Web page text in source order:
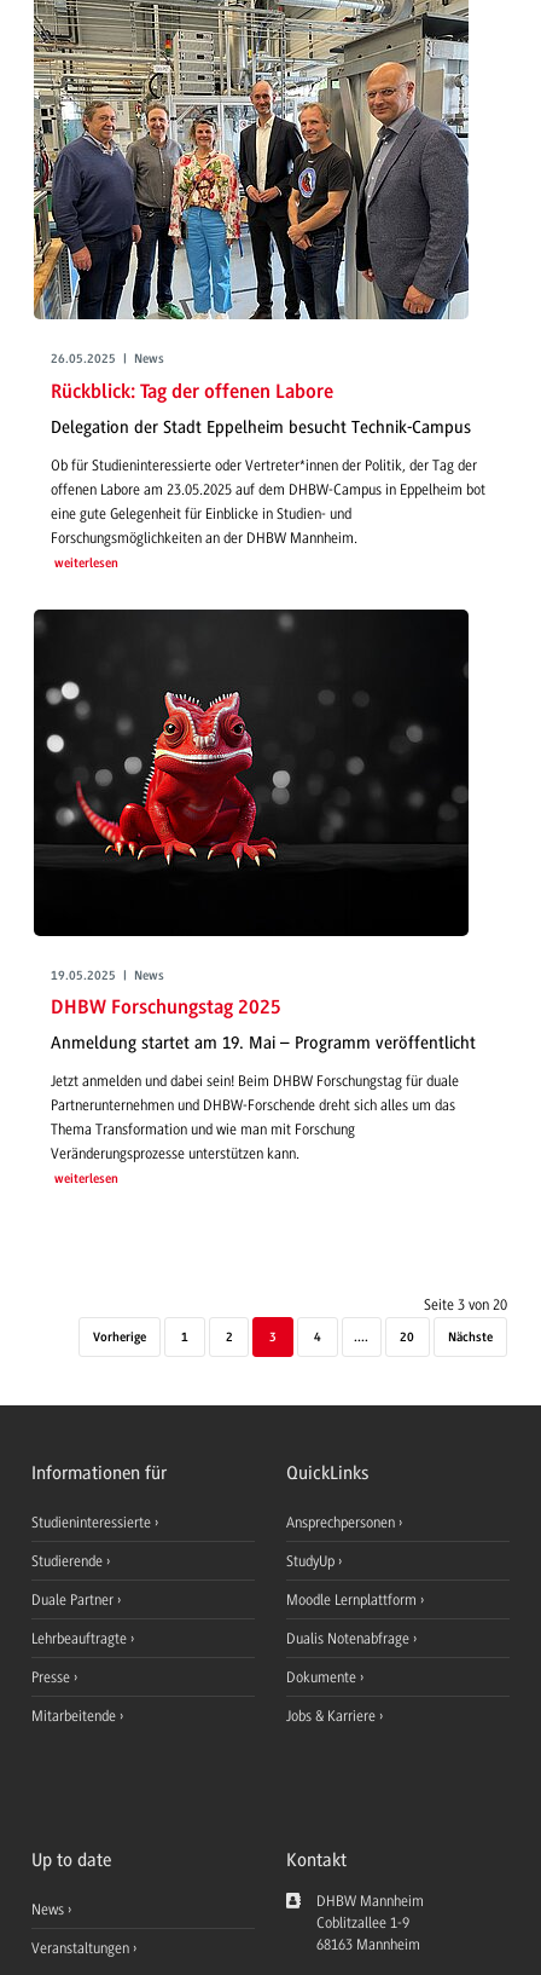
26.05.2025 | News
Rückblick: Tag der offenen Labore
Delegation der Stadt Eppelheim besucht Technik-Campus
Ob für Studieninteressierte oder Vertreter*innen der Politik, der Tag der
offenen Labore am 23.05.2025 auf dem DHBW-Campus in Eppelheim bot
eine gute Gelegenheit für Einblicke in Studien- und
Forschungsmöglichkeiten an der DHBW Mannheim.
weiterlesen
19.05.2025 | News
DHBW Forschungstag 2025
Anmeldung startet am 19. Mai – Programm veröffentlicht
Jetzt anmelden und dabei sein! Beim DHBW Forschungstag für duale
Partnerunternehmen und DHBW-Forschende dreht sich alles um das
Thema Transformation und wie man mit Forschung
Veränderungsprozesse unterstützen kann.
weiterlesen
Seite 3 von 20
Vorherige 1 2 3 4 .... 20 Nächste
Informationen für
Studieninteressierte
Studierende
Duale Partner
Lehrbeauftragte
Presse
Mitarbeitende
QuickLinks
Ansprechpersonen
StudyUp
Moodle Lernplattform
Dualis Notenabfrage
Dokumente
Jobs & Karriere
Up to date
News
Veranstaltungen
Kontakt
DHBW Mannheim
Coblitzallee 1-9
68163 Mannheim